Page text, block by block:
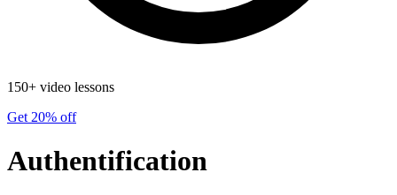
150+ video lessons
Get 20% off
Authentification